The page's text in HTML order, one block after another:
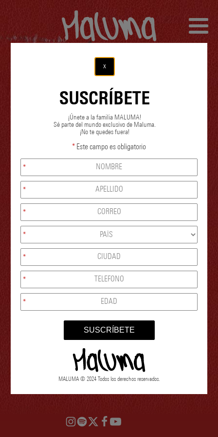
TOUR /DATES
EVENTS.
PLEASE CHECK AGAIN LATER.
Get notified when new events are announced in
your area.
to be notified of new tour dates,
click the RSVP link below.
RSVP
x
SUSCRÍBETE
¡Únete a la familia MALUMA!
Sé parte del mundo exclusivo de Maluma.
¡No te quedes fuera!
* Este campo es obligatorio
*
*
*
*
*
*
*
SUSCRÍBETE
MALUMA © 2024 Todos los derechos reservados.